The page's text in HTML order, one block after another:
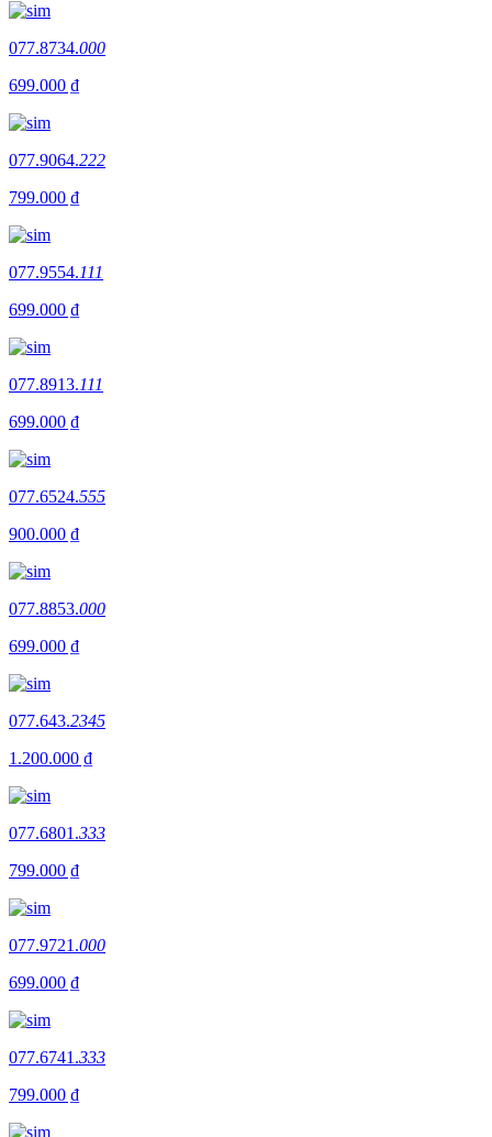
077.8734.000
699.000 ₫
077.9064.222
799.000 ₫
077.9554.111
699.000 ₫
077.8913.111
699.000 ₫
077.6524.555
900.000 ₫
077.8853.000
699.000 ₫
077.643.2345
1.200.000 ₫
077.6801.333
799.000 ₫
077.9721.000
699.000 ₫
077.6741.333
799.000 ₫